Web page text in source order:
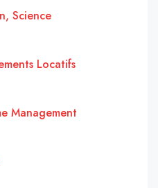
Science
Locatifs
Management